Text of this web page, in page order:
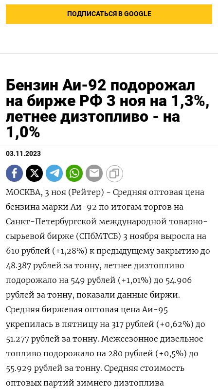
ПОДПИСАТЬСЯ В GOOGLE
Бензин Аи-92 подорожал
на бирже РФ 3 ноя на 1,3%,
летнее дизтопливо - на
1,0%
03.11.2023
МОСКВА, 3 ноя (Рейтер) - Средняя оптовая цена
бензина марки Аи-92 по итогам торгов на
Санкт-Петербургской международной товарно-
сырьевой бирже (СПбМТСБ) 3 ноября выросла на
610 рублей (+1,28%) к предыдущему закрытию до
48.387 рублей за тонну, летнее дизтопливо
подорожало на 549 рублей (+1,01%) до 54.906
рублей за тонну, показали данные биржи.
Средняя биржевая оптовая цена Аи-95
укрепилась в пятницу на 317 рублей (+0,62%) до
51.277 рублей за тонну. Межсезонное дизельное
топливо подорожало на 280 рублей (+0,5%) до
55.929 рублей за тонну. Средняя стоимость
оптовых партий зимнего дизтоплива